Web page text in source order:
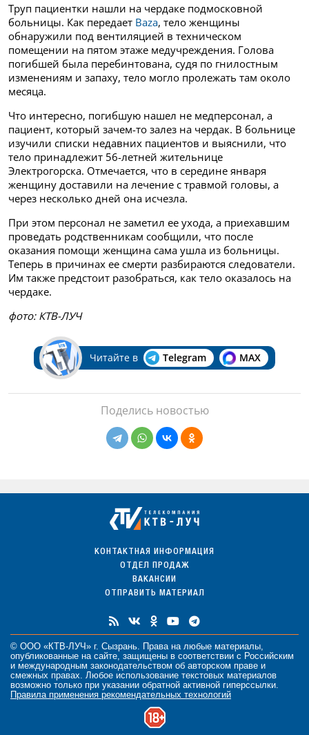
Труп пациентки нашли на чердаке подмосковной
больницы. Как передает Baza, тело женщины
обнаружили под вентиляцией в техническом
помещении на пятом этаже медучреждения. Голова
погибшей была перебинтована, судя по гнилостным
изменениям и запаху, тело могло пролежать там около
месяца.
Что интересно, погибшую нашел не медперсонал, а
пациент, который зачем-то залез на чердак. В больнице
изучили списки недавних пациентов и выяснили, что
тело принадлежит 56-летней жительнице
Электрогорска. Отмечается, что в середине января
женщину доставили на лечение с травмой головы, а
через несколько дней она исчезла.
При этом персонал не заметил ее ухода, а приехавшим
проведать родственникам сообщили, что после
оказания помощи женщина сама ушла из больницы.
Теперь в причинах ее смерти разбираются следователи.
Им также предстоит разобраться, как тело оказалось на
чердаке.
фото: КТВ-ЛУЧ
Читайте в Telegram MAX
Поделись новостью
КОНТАКТНАЯ ИНФОРМАЦИЯ
ОТДЕЛ ПРОДАЖ
ВАКАНСИИ
ОТПРАВИТЬ МАТЕРИАЛ
© ООО «КТВ-ЛУЧ» г. Сызрань. Права на любые материалы
опубликованные на сайте, защищены в соответствии с Российским
и международным законодательством об авторском праве и
смежных правах. Любое использование текстовых материалов
возможно только при указании обратной активной гиперссылки.
Правила применения рекомендательных технологий